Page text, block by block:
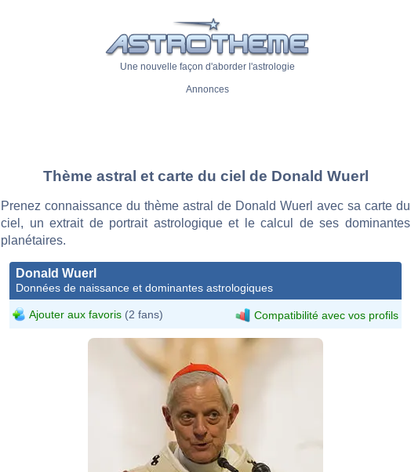
Une nouvelle façon d'aborder l'astrologie
Annonces
Thème astral et carte du ciel de Donald Wuerl
Prenez connaissance du thème astral de Donald Wuerl avec sa carte du
ciel, un extrait de portrait astrologique et le calcul de ses dominantes
planétaires.
Donald Wuerl
Données de naissance et dominantes astrologiques
Ajouter aux favoris (2 fans) Compatibilité avec vos profils